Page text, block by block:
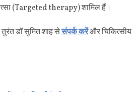
(Targeted therapy)शामिल हैं।
तुरंत डॉ सुमित शाह सेसंपर्क करेंऔर चिकित्सीय